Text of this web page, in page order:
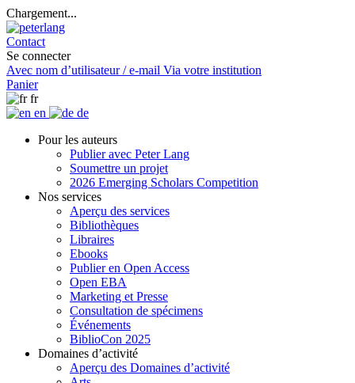
Chargement...
Contact
Se connecter
Avec nom d’utilisateur / e-mail Via votre institution
Panier
fr
en
de
Pour les auteurs
Publier avec Peter Lang
Soumettre un projet
2026 Emerging Scholars Competition
Nos services
Aperçu des services
Bibliothèques
Libraires
Ebooks
Publier en Open Access
Open EBA
Marketing et Presse
Consultation de spécimens
Événements
BiblioCon 2025
Domaines d’activité
Aperçu des Domaines d’activité